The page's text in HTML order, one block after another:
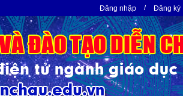
Đăng nhập / Đăng ký